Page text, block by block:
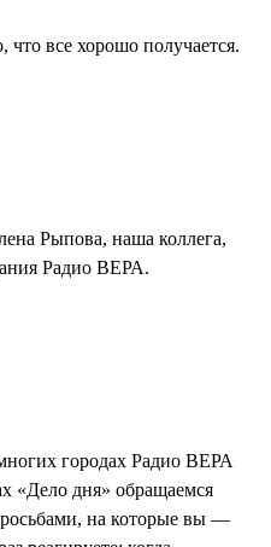
все хорошо получается.
Рыпова, наша коллега,
Радио ВЕРА.
городах Радио ВЕРА
«Дело дня» обращаемся
на которые вы —